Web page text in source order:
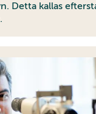
Detta kallas